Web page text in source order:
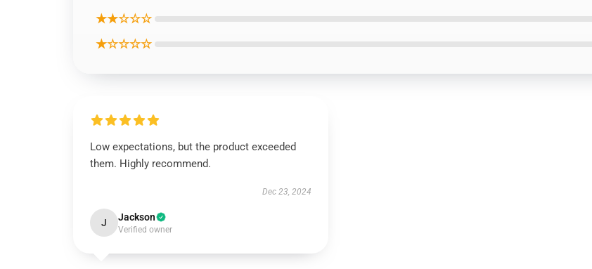
★★☆☆☆
★☆☆☆☆
Low expectations, but the product exceeded
them. Highly recommend.
Dec 23, 2024
J Jackson
Verified owner